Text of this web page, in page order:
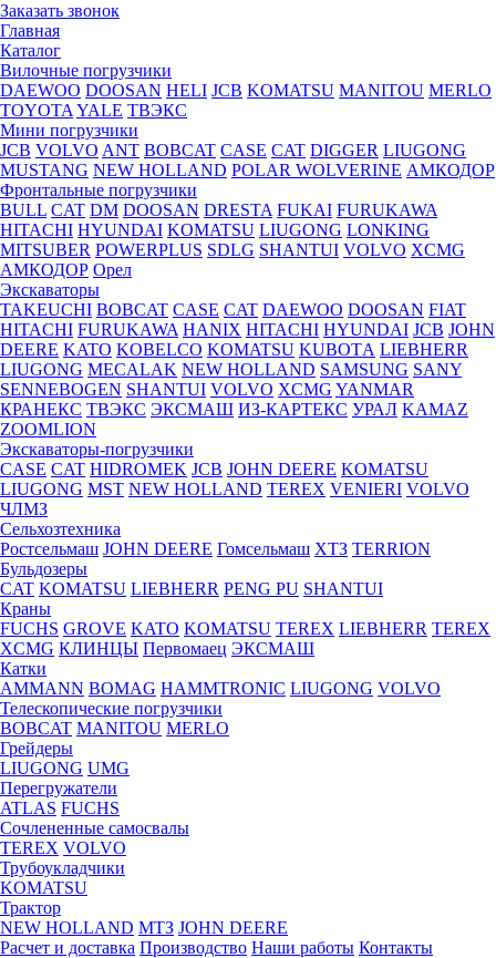
Заказать звонок
Главная
Каталог
Вилочные погрузчики
DAEWOO DOOSAN HELI JCB KOMATSU MANITOU MERLO
TOYOTA YALE ТВЭКС
Мини погрузчики
JCB VOLVO ANT BOBCAT CASE CAT DIGGER LIUGONG
MUSTANG NEW HOLLAND POLAR WOLVERINE АМКОДОР
Фронтальные погрузчики
BULL CAT DM DOOSAN DRESTA FUKAI FURUKAWA
HITACHI HYUNDAI KOMATSU LIUGONG LONKING
MITSUBER POWERPLUS SDLG SHANTUI VOLVO XCMG
АМКОДОР Орел
Экскаваторы
TAKEUCHI BOBCAT CASE CAT DAEWOO DOOSAN FIAT
HITACHI FURUKAWA HANIX HITACHI HYUNDAI JCB JOHN
DEERE KATO KOBELCO KOMATSU KUBOTА LIEBHERR
LIUGONG MECALAK NEW HOLLAND SAMSUNG SANY
SENNEBOGEN SHANTUI VOLVO XCMG YANMAR
КРАНЕКС ТВЭКС ЭКСМАШ ИЗ-КАРТЕКС УРАЛ KAMAZ
ZOOMLION
Экскаваторы-погрузчики
CASE CAT HIDROМEK JCB JOHN DEERE KOMATSU
LIUGONG MST NEW HOLLAND TEREX VENIERI VOLVO
ЧЛМЗ
Сельхозтехника
Ростсельмаш JOHN DEERE Гомсельмаш ХТЗ TERRION
Бульдозеры
CAT KOMATSU LIEBHERR PENG PU SHANTUI
Краны
FUCHS GROVE KATO KOMATSU TEREX LIEBHERR TEREX
XCMG КЛИНЦЫ Первомаец ЭКСМАШ
Катки
AMMANN BOMAG HAMMTRONIC LIUGONG VOLVO
Телескопические погрузчики
BOBCAT MANITOU MERLO
Грейдеры
LIUGONG UMG
Перегружатели
ATLAS FUCHS
Сочлененные самосвалы
TEREX VOLVO
Трубоукладчики
KOMATSU
Трактор
NEW HOLLAND МТЗ JOHN DEERE
Расчет и доставка Производство Наши работы Контакты